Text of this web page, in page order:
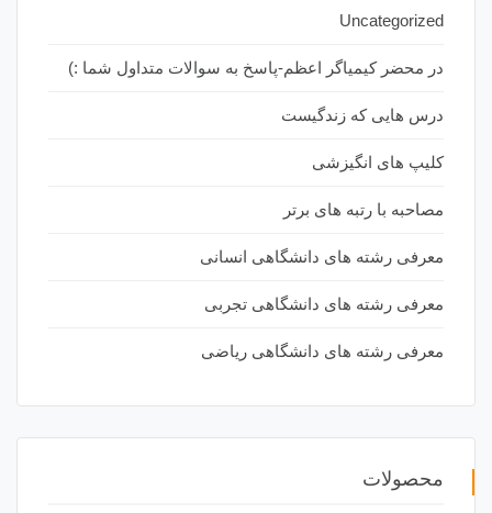
Uncategorized
در محضر کیمیاگر اعظم-پاسخ به سوالات متداول شما :)
درس هایی که زندگیست
کلیپ های انگیزشی
مصاحبه با رتبه های برتر
معرفی رشته های دانشگاهی انسانی
معرفی رشته های دانشگاهی تجربی
معرفی رشته های دانشگاهی ریاضی
محصولات